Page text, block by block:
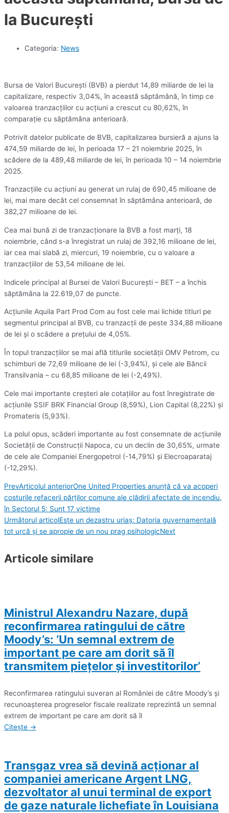
la Bucureşti
Categoria: News
Bursa de Valori Bucureşti (BVB) a pierdut 14,89 miliarde de lei la
capitalizare, respectiv 3,04%, în această săptămână, în timp ce
valoarea tranzacţiilor cu acţiuni a crescut cu 80,62%, în
comparaţie cu săptămâna anterioară.
Potrivit datelor publicate de BVB, capitalizarea bursieră a ajuns la
474,59 miliarde de lei, în perioada 17 – 21 noiembrie 2025, în
scădere de la 489,48 miliarde de lei, în perioada 10 – 14 noiembrie
2025.
Tranzacţiile cu acţiuni au generat un rulaj de 690,45 milioane de
lei, mai mare decât cel consemnat în săptămâna anterioară, de
382,27 milioane de lei.
Cea mai bună zi de tranzacţionare la BVB a fost marţi, 18
noiembrie, când s-a înregistrat un rulaj de 392,16 milioane de lei,
iar cea mai slabă zi, miercuri, 19 noiembrie, cu o valoare a
tranzacţiilor de 53,54 milioane de lei.
Indicele principal al Bursei de Valori Bucureşti – BET – a închis
săptămâna la 22.619,07 de puncte.
Acţiunile Aquila Part Prod Com au fost cele mai lichide titluri pe
segmentul principal al BVB, cu tranzacţii de peste 334,88 milioane
de lei şi o scădere a preţului de 4,05%.
În topul tranzacţiilor se mai află titlurile societăţii OMV Petrom, cu
schimburi de 72,69 milioane de lei (-3,94%), şi cele ale Băncii
Transilvania – cu 68,85 milioane de lei (-2,49%).
Cele mai importante creşteri ale cotaţiilor au fost înregistrate de
acţiunile SSIF BRK Financial Group (8,59%), Lion Capital (8,22%) şi
Promateris (5,93%).
La polul opus, scăderi importante au fost consemnate de acţiunile
Societăţii de Construcţii Napoca, cu un declin de 30,65%, urmate
de cele ale Companiei Energopetrol (-14,79%) şi Elecroaparataj
(-12,29%).
PrevArticolul anteriorOne United Properties anunță că va acoperi
costurile refacerii părţilor comune ale clădirii afectate de incendiu,
în Sectorul 5: Sunt 17 victime
Următorul articolEste un dezastru uriaș: Datoria guvernamentală
tot urcă și se apropie de un nou prag psihologicNext
Articole similare
Ministrul Alexandru Nazare, după
reconfirmarea ratingului de către
Moody’s: ‘Un semnal extrem de
important pe care am dorit să îl
transmitem pieţelor şi investitorilor’
Reconfirmarea ratingului suveran al României de către Moody’s şi
recunoaşterea progreselor fiscale realizate reprezintă un semnal
extrem de important pe care am dorit să îl
Citește →
Transgaz vrea să devină acţionar al
companiei americane Argent LNG,
dezvoltator al unui terminal de export
de gaze naturale lichefiate în Louisiana